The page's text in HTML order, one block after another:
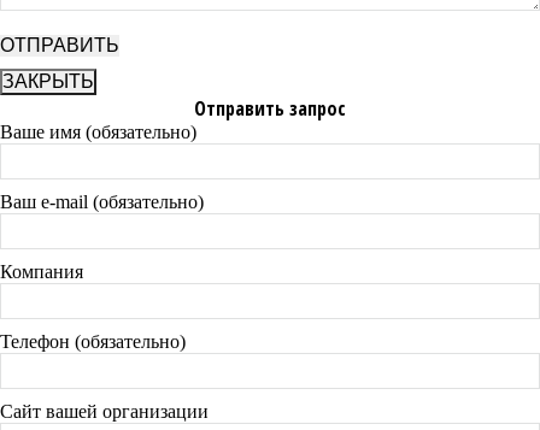
ЗАКРЫТЬ
Отправить запрос
Ваше имя (обязательно)
Ваш e-mail (обязательно)
Компания
Телефон (обязательно)
Сайт вашей организации